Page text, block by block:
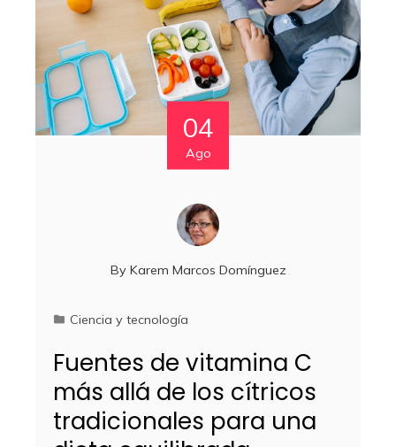
04
Ago
By Karem Marcos Domínguez
Ciencia y tecnología
Fuentes de vitamina C
más allá de los cítricos
tradicionales para una